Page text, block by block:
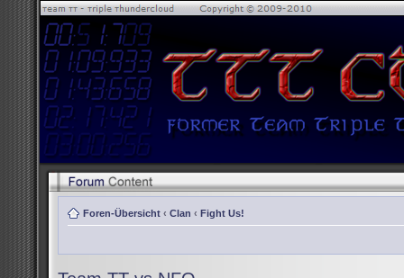
Foren-Übersicht ‹ Clan ‹ Fight Us!